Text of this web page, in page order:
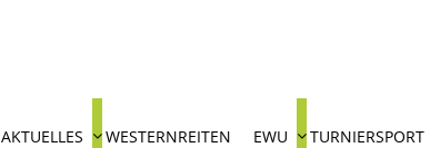
AKTUELLES WESTERNREITEN EWU TURNIERSPORT